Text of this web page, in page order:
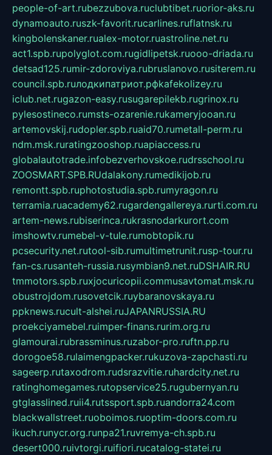
people-of-art.rubezzubova.ruclubtibet.ruorior-aks.ru
dynamoauto.ruszk-favorit.rucarlines.ruflatnsk.ru
kingbolenskaner.rualex-motor.ruastroline.net.ru
act1.spb.rupolyglot.com.rugidlipetsk.ruooo-driada.ru
detsad125.rumir-zdoroviya.rubruslanovo.rusiterem.ru
council.spb.ruлодкипатриот.рфkafekolizey.ru
iclub.net.rugazon-easy.rusugarepilekb.rugrinox.ru
pylesostineco.rumsts-ozarenie.rukameryjooan.ru
artemovskij.rudopler.spb.ruaid70.rumetall-perm.ru
ndm.msk.ruratingzooshop.ruapiaccess.ru
globalautotrade.infobezverhovskoe.rudrsschool.ru
ZOOSMART.SPB.RUdalakony.rumedikijob.ru
remontt.spb.ruphotostudia.spb.rumyragon.ru
terramia.ruacademy62.rugardengallereya.rurti.com.ru
artem-news.rubiserinca.rukrasnodarkurort.com
imshowtv.rumebel-v-tule.rumobtopik.ru
pcsecurity.net.rutool-sib.rumultimetrunit.rusp-tour.ru
fan-cs.rusanteh-russia.rusymbian9.net.ruDSHAIR.RU
tmmotors.spb.ruxjocuricopii.commusavtomat.msk.ru
obustrojdom.rusovetcik.ruybaranovskaya.ru
ppknews.rucult-alshei.ruJAPANRUSSIA.RU
proekciyamebel.ruimper-finans.rurim.org.ru
glamourai.rubrassminus.ruzabor-pro.ruftn.pp.ru
dorogoe58.rulaimengpacker.rukuzova-zapchasti.ru
sageerp.rutaxodrom.rudsrazvitie.ruhardcity.net.ru
ratinghomegames.rutopservice25.rugubernyan.ru
gtglasslined.ruii4.rutssport.spb.ruandorra24.com
blackwallstreet.ruoboimos.ruoptim-doors.com.ru
ikuch.runycr.org.runpa21.ruvremya-ch.spb.ru
desert000.ruivtorgi.ruifiori.rucatalog-statei.ru